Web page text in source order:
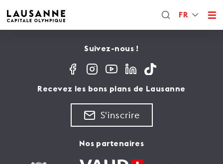
FR
Suivez-nous !
Recevez les bons plans de Lausanne
S'inscrire
Nos partenaires